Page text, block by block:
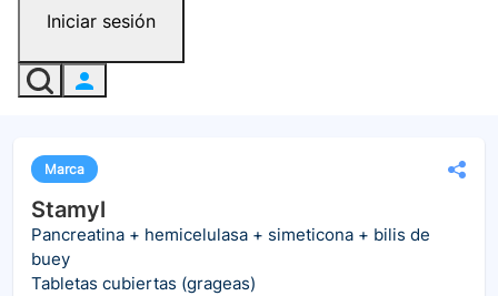
Iniciar sesión
Marca
Stamyl
Pancreatina + hemicelulasa + simeticona + bilis de
buey
Tabletas cubiertas (grageas)